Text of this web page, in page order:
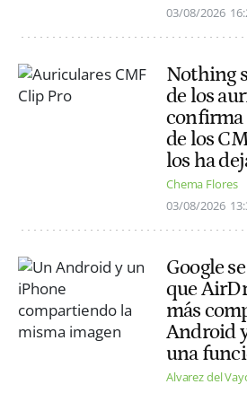
03/08/2026
Nothing
de los
confirma
de los
los ha
Chema Flores
03/08/2026
Google
que
más
Android
una
Alvarez del